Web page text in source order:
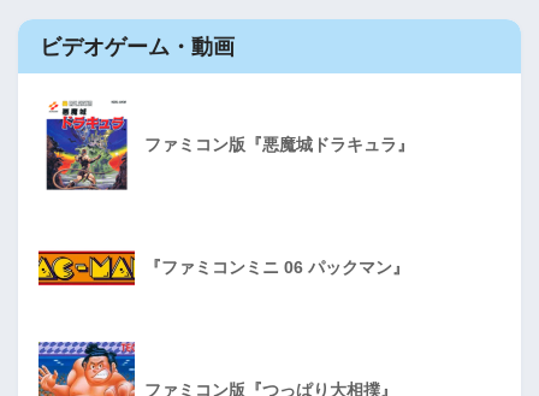
ビデオゲーム・動画
ファミコン版『悪魔城ドラキュラ』
『ファミコンミニ 06 パックマン』
ファミコン版『つっぱり大相撲』